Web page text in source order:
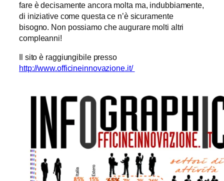
fare è decisamente ancora molta ma, indubbiamente,
di iniziative come questa ce n’è sicuramente
bisogno. Non possiamo che augurare molti altri
compleanni!
Il sito è raggiungibile presso
http://www.officineinnovazione.it/